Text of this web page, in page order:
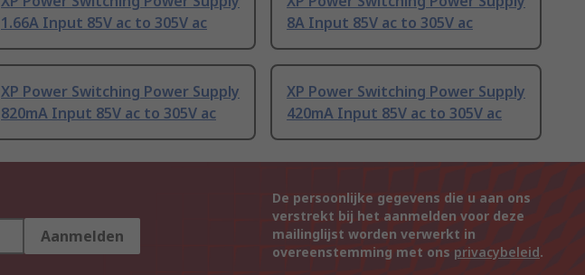
1.66A Input 85V ac to 305V ac
8A Input 85V ac to 305V ac
XP Power Switching Power Supply
820mA Input 85V ac to 305V ac
XP Power Switching Power Supply
420mA Input 85V ac to 305V ac
Aanmelden
De persoonlijke gegevens die u aan ons
verstrekt bij het aanmelden voor deze
mailinglijst worden verwerkt in
overeenstemming met ons privacybeleid.